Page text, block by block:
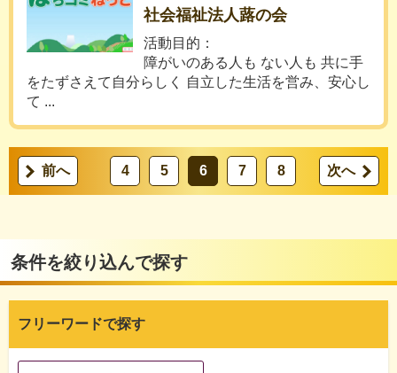
社会福祉法人蕗の会
活動目的：
障がいのある人も ない人も 共に手
をたずさえて自分らしく 自立した生活を営み、安心し
て ...
前へ 4 5 6 7 8 次へ
条件を絞り込んで探す
フリーワードで探す